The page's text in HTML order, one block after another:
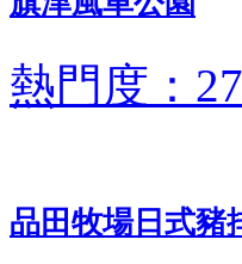
熱門度：
品田牧場日式豬